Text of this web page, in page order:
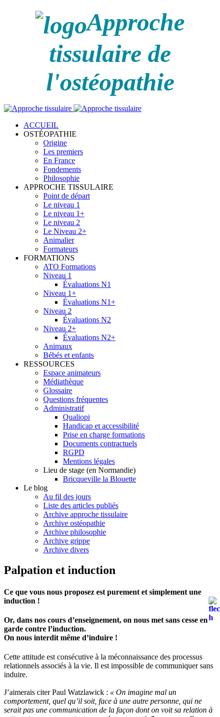
Approche
tissulaire de
l'ostéopathie
ACCUEIL
OSTÉOPATHIE
Origine
Les premiers
En France
Fondements
Philosophie
APPROCHE TISSULAIRE
Point de départ
Le niveau 1
Le niveau 1+
Le niveau 2
Le Niveau 2+
Animalier
Formateurs
FORMATIONS
ATO Formations
Niveau 1
Évaluations N1
Niveau 1+
Évaluations N1+
Niveau 2
Évaluations N2
Niveau 2+
Évaluations N2+
Animaux
Bébés et enfants
RESSOURCES
Espace animateurs
Médiathèque
Glossaire
Questions fréquentes
Administratif
Qualiopi
Handicap et accessibilité
Prise en charge formations
Documents contractuels
RGPD
Mentions légales
Lieu de stage (en Normandie)
Bricqueville la Blouette
Le blog
Au fil des jours
Liste des articles publiés
Archive approche tissulaire
Archive ostéopathie
Archive philosophie
Archive grippe
Archive divers
Palpation et induction
Ce que vous nous proposez est purement et simplement une
induction !
Or, dans nos cours d’enseignement, on nous met sans cesse en
garde contre l’induction.
On nous interdit même d’induire !
Cette attitude est consécutive à la méconnaissance des processus
relationnels associés à la vie. Il est impossible de communiquer sans
induire.
J’aimerais citer Paul Watzlawick : « On imagine mal un
comportement, quel qu’il soit, face à une autre personne, qui ne
serait pas une communication de la façon dont on voit sa relation à